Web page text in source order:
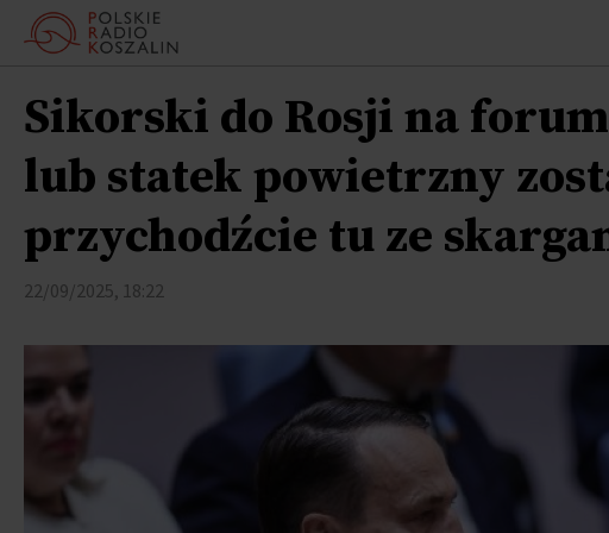
Sikorski do Rosji na
lub statek powietrzny
przychodźcie tu ze
22/09/2025, 18:22